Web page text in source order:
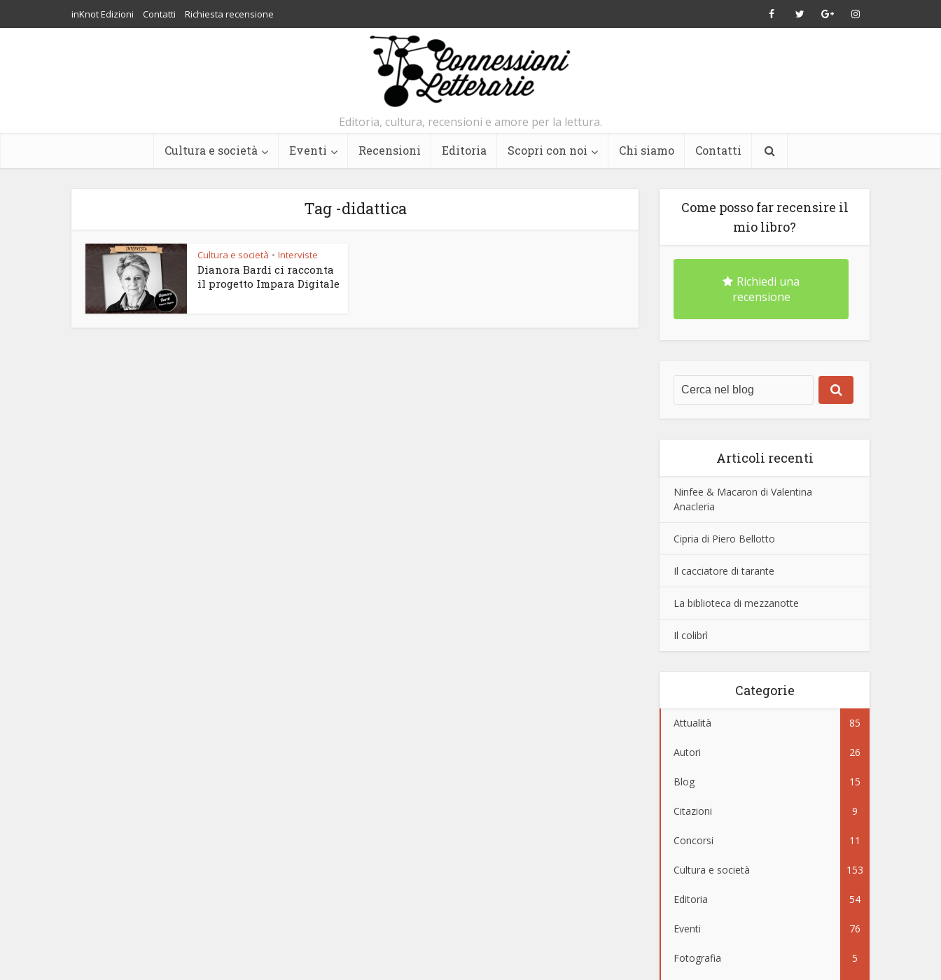
inKnot Edizioni Contatti Richiesta recensione
Editoria, cultura, recensioni e amore per la lettura.
Cultura e società Eventi Recensioni Editoria Scopri con noi Chi siamo Contatti
Tag -didattica
Cultura e società • Interviste
Dianora Bardi ci racconta
il progetto Impara Digitale
Come posso far recensire il
mio libro?
Richiedi una
recensione
Articoli recenti
Ninfee & Macaron di Valentina
Anacleria
Cipria di Piero Bellotto
Il cacciatore di tarante
La biblioteca di mezzanotte
Il colibrì
Categorie
Attualità 85
Autori 26
Blog 15
Citazioni 9
Concorsi 11
Cultura e società 153
Editoria 54
Eventi 76
Fotografia 5